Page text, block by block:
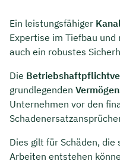
Über Uns
Kontakt
Ein leistungsfähiger
Expertise im Tiefbau
auch ein robustes
Die
grundlegenden
Unternehmen vor den
Dies gilt für Schäden, die
Arbeiten entstehen